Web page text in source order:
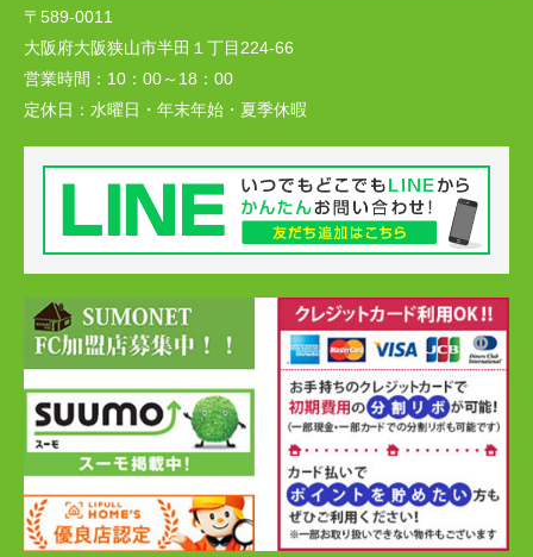
〒589-0011
大阪府大阪狭山市半田１丁目224-66
営業時間： 10：00～18：00
定休日： 水曜日・年末年始・夏季休暇